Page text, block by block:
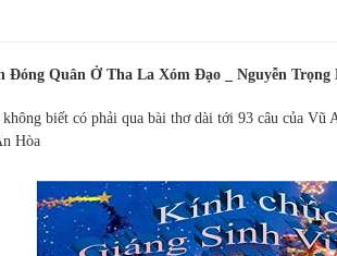
Đóng Quân Ở Tha La Xóm Đạo _ Nguyễn Trọng
biết có phải qua bài thơ dài tới 93 câu của Vũ
Hòa